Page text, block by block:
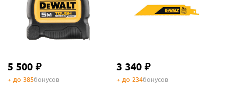
5 500 ₽
+ до 385бонусов
3 340 ₽
+ до 234бонусов